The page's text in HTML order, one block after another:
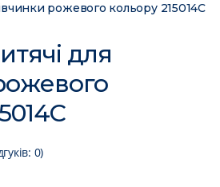
рожевого кольору 215014C
для
0)